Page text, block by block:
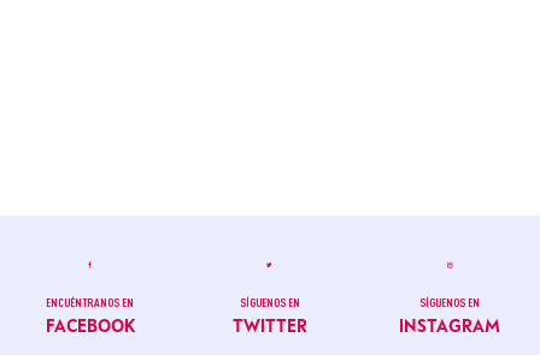
ENCUÉNTRANOS EN
FACEBOOK
SÍGUENOS EN
TWITTER
SÍGUENOS EN
INSTAGRAM